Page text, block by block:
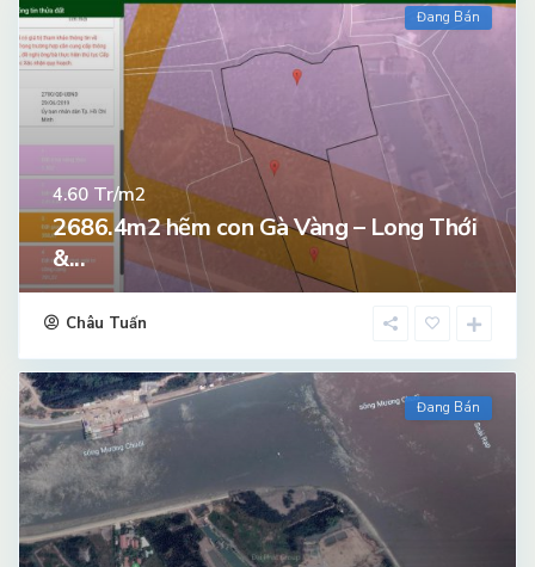
Đang Bán
4.60 Tr/m2
2686.4m2 hẽm con Gà Vàng – Long Thới
&...
Châu Tuấn
Đang Bán